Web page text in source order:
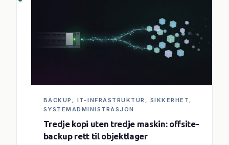
BACKUP , IT-INFRASTRUKTUR , SIKKERHET
SYSTEMADMINISTRASJON
Tredje kopi uten tredje maskin: offsite-
backup rett til objektlager